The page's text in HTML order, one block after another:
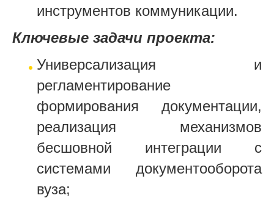
инструментов коммуникации.
Ключевые задачи проекта:
Универсализация и
регламентирование
формирования документации,
реализация механизмов
бесшовной интеграции с
системами документооборота
вуза;